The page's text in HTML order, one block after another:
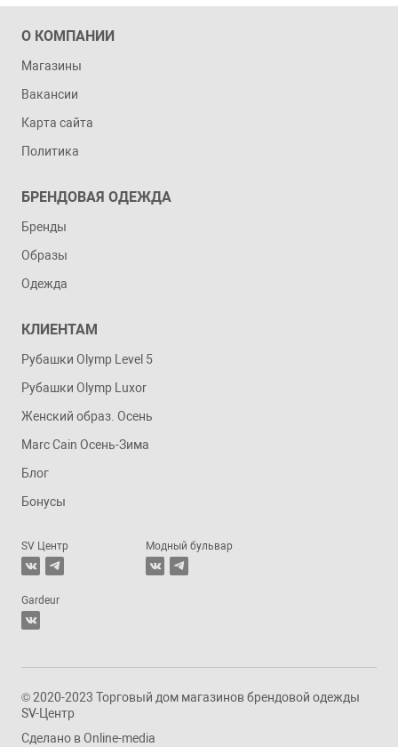
О КОМПАНИИ
Магазины
Вакансии
Карта сайта
Политика
БРЕНДОВАЯ ОДЕЖДА
Бренды
Образы
Одежда
КЛИЕНТАМ
Рубашки Olymp Level 5
Рубашки Olymp Luxor
Женский образ. Осень
Marc Cain Осень-Зима
Блог
Бонусы
SV Центр Модный бульвар
Gardeur
© 2020-2023 Торговый дом магазинов брендовой одежды
SV-Центр
Сделано вOnline-media